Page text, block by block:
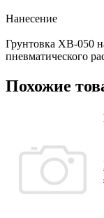
Нанесение
Грунтовка ХВ-050
пневматического
Похожие